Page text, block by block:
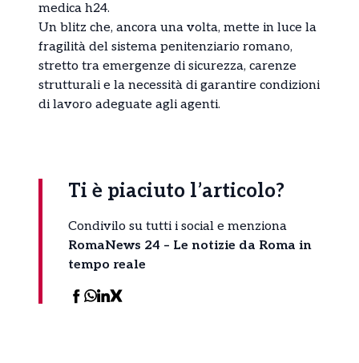
medica h24.
Un blitz che, ancora una volta, mette in luce la
fragilità del sistema penitenziario romano,
stretto tra emergenze di sicurezza, carenze
strutturali e la necessità di garantire condizioni
di lavoro adeguate agli agenti.
Ti è piaciuto l’articolo?
Condivilo su tutti i social e menziona
RomaNews 24 – Le notizie da Roma in
tempo reale